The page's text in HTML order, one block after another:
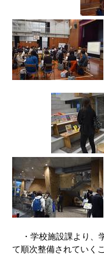
・学校施設課より、
て順次整備されていく